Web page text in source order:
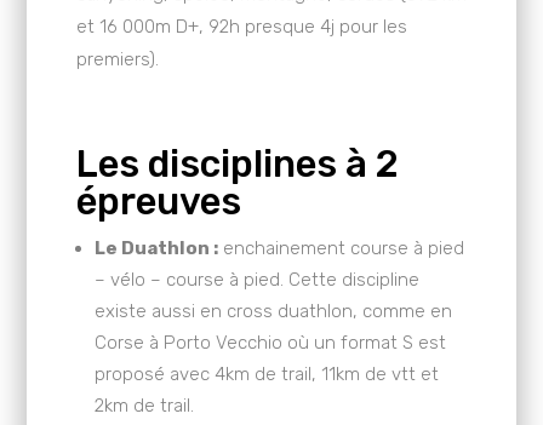
et 16 000m D+, 92h presque 4j pour les
premiers).
Les disciplines à 2
épreuves
Le Duathlon :enchainement course à pied
– vélo – course à pied. Cette discipline
existe aussi en cross duathlon, comme en
Corse à Porto Vecchio où un format S est
proposé avec 4km de trail, 11km de vtt et
2km de trail.